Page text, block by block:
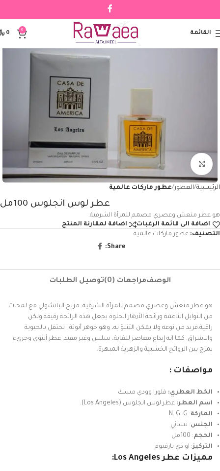
القائمة
0
0
Click to enlarge
الرئيسية العطور عطور ماركات عالمية
عطر لوس انجلوس 100مل
هو عطر منعش وعصري مصمم للمرأة الشرقية.
اضافة الى قائمة الرغبات
اضافة لمقارنة المنتج
التصنيف: عطور ماركات عالمية
Share:
الوصفمراجعات (0) توصيل الطلبات
هو عطر منعش وعصري مصمم للمرأة الشرقية. مزيج الباتشولي مع لمحات
من التوابل الناعمة ورائحة الأزهار الحلوة يجعل هذه الرائحة رقيقة ولكن
راقية.فريد من نوعه ولا يمكن التنبؤ به، وهو جوهر أنوثة . تحتفل بالحيوية
والاشراق. كما انه إبداع معاصر للغاية، سلس وغير مقيد. عطر أنثوي وجريء
يمزج بين الروائح الخشبية والزهرية المبهرة.
مواصفات :
الخط العطري: فلورا وودي مسك
اسم العطر: عطر لوس انجلوس (Los Angeles).
الماركة: N. G. G
الجنس: نسائي
الحجم: 100مل
التركيز: او دي بارفيوم
مميزات عطر Los Angeles: